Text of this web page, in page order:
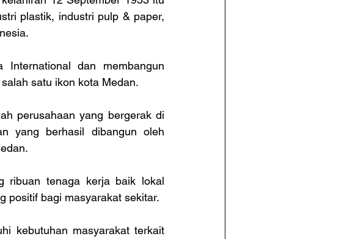
plastik, industri pulp & paper,
dan membangun
satu ikon kota Medan.
perusahaan yang bergerak di
yang berhasil dibangun oleh
ribuan tenaga kerja baik lokal
positif bagi masyarakat sekitar.
kebutuhan masyarakat terkait